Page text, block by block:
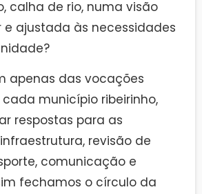
calha de rio, numa visão
e ajustada às necessidades
apenas das vocações
município ribeirinho,
respostas para as
revisão de
comunicação e
fechamos o círculo da